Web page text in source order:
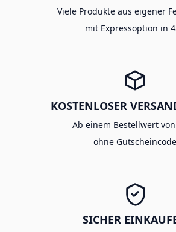
Viele Produkte aus eigener
mit Expressoption in
KOSTENLOSER
Ab einem Bestellwert
ohne Gutscheincode
SICHER